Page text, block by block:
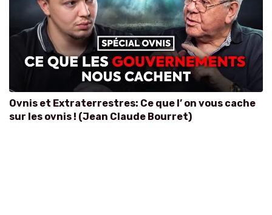
Ovnis et Extraterrestres: Ce que l’ on vous cache
sur les ovnis ! (Jean Claude Bourret)